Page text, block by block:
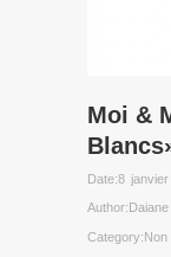
Moi &
Date:8
Author:
Category: